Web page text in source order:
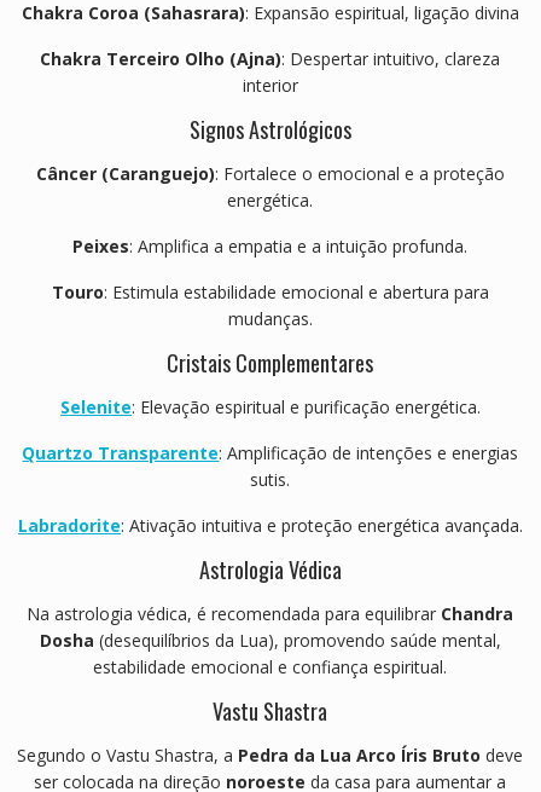
Chakra Coroa (Sahasrara): Expansão espiritual, ligação divina
Chakra Terceiro Olho (Ajna): Despertar intuitivo, clareza
interior
Signos Astrológicos
Câncer (Caranguejo): Fortalece o emocional e a proteção
energética.
Peixes: Amplifica a empatia e a intuição profunda.
Touro: Estimula estabilidade emocional e abertura para
mudanças.
Cristais Complementares
Selenite: Elevação espiritual e purificação energética.
Quartzo Transparente: Amplificação de intenções e energias
sutis.
Labradorite: Ativação intuitiva e proteção energética avançada.
Astrologia Védica
Na astrologia védica, é recomendada para equilibrar Chandra
Dosha (desequilíbrios da Lua), promovendo saúde mental,
estabilidade emocional e confiança espiritual.
Vastu Shastra
Segundo o Vastu Shastra, a Pedra da Lua Arco Íris Bruto deve
ser colocada na direção noroeste da casa para aumentar a